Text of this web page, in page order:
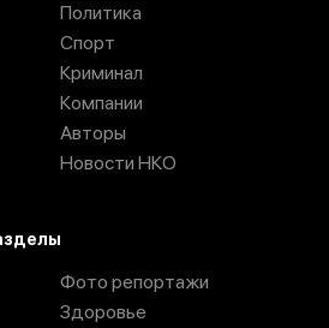
Политика
Спорт
Криминал
Компании
Авторы
Новости НКО
Фото репортажи
Здоровье